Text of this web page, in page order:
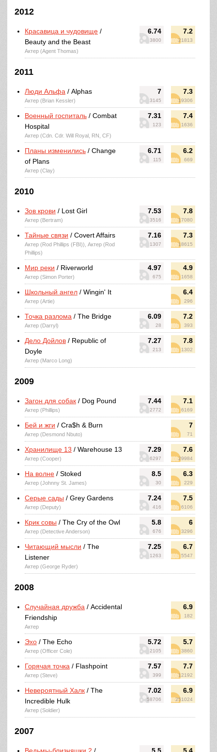
2012
6.74
3800
7.2
21813
Красавица и чудовище /
Beauty and the Beast
Актер (Agent Thomas)
2011
7
3145
7.3
19306
Люди Альфа / Alphas
Актер (Brian Kessler)
7.31
123
7.4
1636
Военный госпиталь / Combat
Hospital
Актер (Cdn. Cdr. Will Royal, RN, CF)
6.71
115
6.2
669
Планы изменились / Change
of Plans
Актер (Clay)
2010
7.53
3516
7.8
17080
Зов крови / Lost Girl
Актер (Bertram)
7.16
1307
7.3
18615
Тайные связи / Covert Affairs
Актер (Rod Phillips (FBI)), Актер (Rod
Phillips)
4.97
675
4.9
1658
Мир реки / Riverworld
Актер (Simon Porter)
6.4
296
Школьный ангел / Wingin' It
Актер (Artie)
6.09
28
7.2
393
Точка разлома / The Bridge
Актер (Darryl)
7.27
213
7.8
1302
Дело Дойлов / Republic of
Doyle
Актер (Marco Long)
2009
7.44
2772
7.1
6169
Загон для собак / Dog Pound
Актер (Phillips)
7
71
Бей и жги / Cra$h & Burn
Актер (Desmond Nbuto)
7.29
6297
7.6
29984
Хранилище 13 / Warehouse 13
Актер (Cooper)
8.5
30
6.3
229
На волне / Stoked
Актер (Johnny St. James)
7.24
416
7.5
6106
Серые сады / Grey Gardens
Актер (Deputy)
5.8
676
6
3296
Крик совы / The Cry of the Owl
Актер (Detective Anderson)
7.25
1263
6.7
5547
Читающий мысли / The
Listener
Актер (George Ryder)
2008
6.9
182
Случайная дружба / Accidental
Friendship
Актер
5.72
2105
5.7
3860
Эхо / The Echo
Актер (Officer Cole)
7.57
399
7.7
12192
Горячая точка / Flashpoint
Актер (Steve)
7.02
58706
6.9
251024
Невероятный Халк / The
Incredible Hulk
Актер (Soldier)
2007